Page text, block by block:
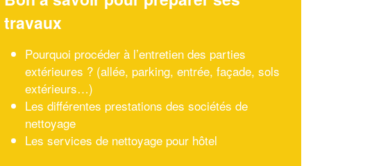
travaux
Pourquoi procéder à l’entretien des parties
extérieures ? (allée, parking, entrée, façade, sols
extérieurs…)
Les différentes prestations des sociétés de
nettoyage
Les services de nettoyage pour hôtel